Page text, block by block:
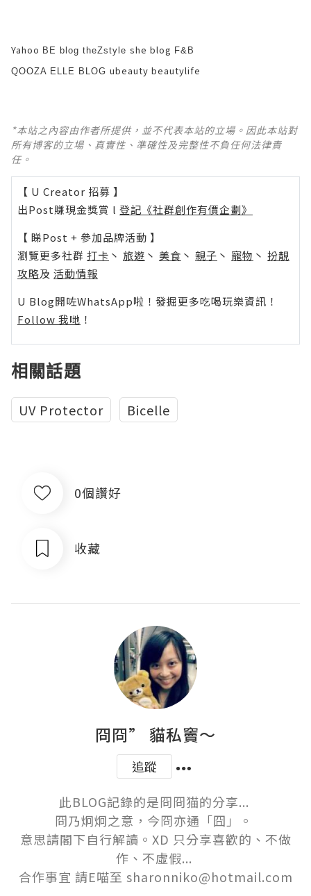
Yahoo BE blog theZstyle she blog F&B
QOOZA ELLE BLOG ubeauty beautylife
*本站之內容由作者所提供，並不代表本站的立場。因此本站對
所有博客的立場、真實性、準確性及完整性不負任何法律責
任。
【 U Creator 招募 】
出Post賺現金獎賞 l 登記《社群創作有價企劃》
【 睇Post + 參加品牌活動 】
瀏覽更多社群 打卡 丶 旅遊 丶 美食 丶 親子 丶 寵物 丶 扮靚
攻略及 活動情報
U Blog開咗WhatsApp啦！發掘更多吃喝玩樂資訊！
Follow 我哋 ！
相關話題
UV Protector Bicelle
0個讚好
收藏
冏冏” 貓私竇～
追蹤
此BLOG記錄的是冏冏猫的分享...
冏乃炯炯之意，今冏亦通「囧」。
意思請閣下自行解讀。XD 只分享喜歡的、不做
作、不虛假...
合作事宜 請E喵至 sharonniko@hotmail.com